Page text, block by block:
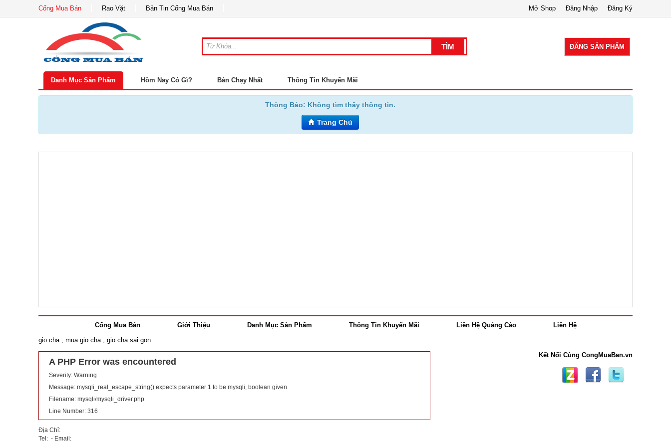
Cổng Mua Bán Rao Vặt Bản Tin Cổng Mua Bán Đăng Ký
Đăng Nhập
Mở Shop
ĐĂNG SẢN PHẨM
Danh Mục Sản Phẩm Hôm Nay Có Gì? Bán Chạy Nhất Thông Tin Khuyến Mãi
Thông Báo: Không tìm thấy thông tin.
Trang Chủ
Cổng Mua Bán Giới Thiệu Danh Mục Sản Phẩm Thông Tin Khuyến Mãi Liên Hệ Quảng Cáo
Liên Hệ
gio cha
mua gio cha gio cha sai gon
A PHP Error was encountered
Severity: Warning
Message: mysqli_real_escape_string() expects parameter 1 to be mysqli, boolean given
Filename: mysqli/mysqli_driver.php
Line Number: 316
Địa Chỉ:
Tel: - Email:
Kết Nối Cùng CongMuaBan.vn